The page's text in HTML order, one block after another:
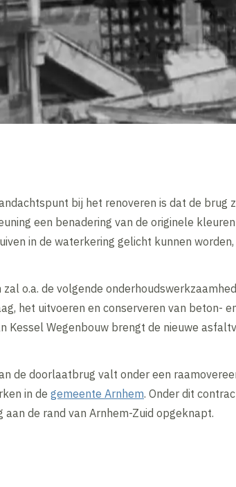
bij het renoveren is dat de
een benadering van de originele
in de waterkering gelicht kunnen
o.a. de volgende
het uitvoeren en conserveren van beton-
Kessel Wegenbouw brengt de nieuwe
de doorlaatbrug valt onder een
in de gemeente Arnhem. Onder dit
aan de rand van Arnhem-Zuid opgeknapt.